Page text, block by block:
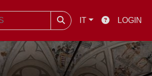
IT LOGIN